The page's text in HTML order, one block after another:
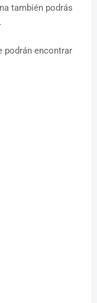
también podrás
podrán encontrar